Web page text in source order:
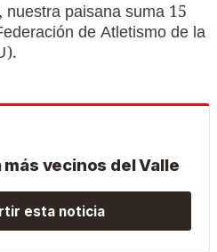
paisana suma 15
de Atletismo de la
vecinos del Valle
esta noticia